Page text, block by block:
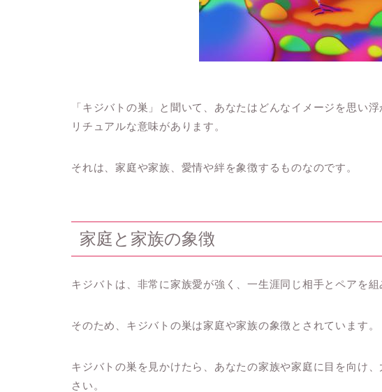
「キジバトの巣」と聞いて、あなたはどんなイメージを思い
リチュアルな意味があります。
それは、家庭や家族、愛情や絆を象徴するものなのです。
家庭と家族の象徴
キジバトは、非常に家族愛が強く、一生涯同じ相手とペアを組
そのため、キジバトの巣は家庭や家族の象徴とされています。
キジバトの巣を見かけたら、あなたの家族や家庭に目を向け
さい。